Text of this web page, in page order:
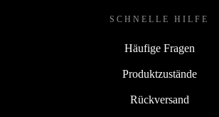
SCHNELLE HILFE
Häufige Fragen
Produktzustände
Rückversand